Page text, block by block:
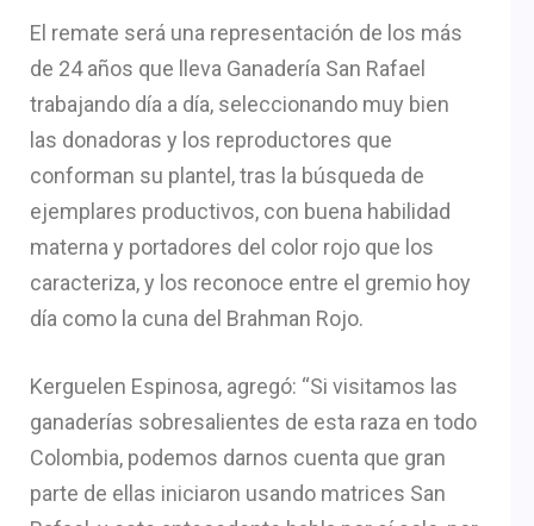
El remate será una representación de los más
de 24 años que lleva Ganadería San Rafael
trabajando día a día, seleccionando muy bien
las donadoras y los reproductores que
conforman su plantel, tras la búsqueda de
ejemplares productivos, con buena habilidad
materna y portadores del color rojo que los
caracteriza, y los reconoce entre el gremio hoy
día como la cuna del Brahman Rojo.
Kerguelen Espinosa, agregó: “Si visitamos las
ganaderías sobresalientes de esta raza en todo
Colombia, podemos darnos cuenta que gran
parte de ellas iniciaron usando matrices San